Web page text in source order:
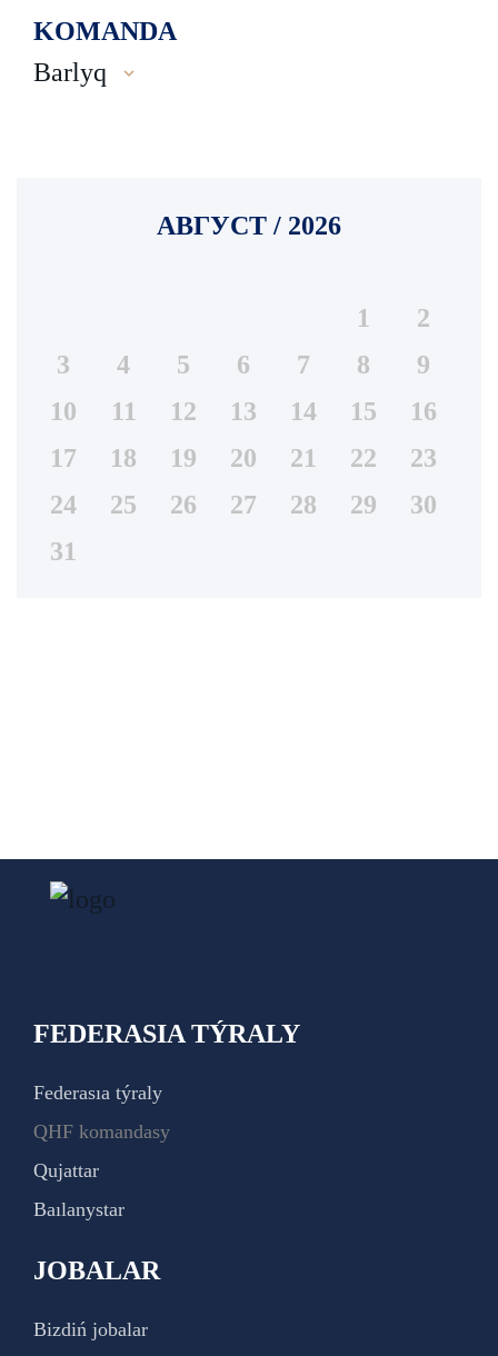
KOMANDA
Barlyq
АВГУСТ / 2026
1
2
3
4 5 6 7 8
9
10
11 12 13 14 15
16
17
18 19 20 21 22
23
24
25 26 27 28 29
30
31
FEDERASIA TÝRALY
Federasıa týraly
QHF komandasy
Qujattar
Baılanystar
JOBALAR
Bizdiń jobalar